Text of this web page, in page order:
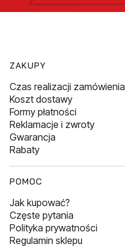
ZAKUPY
Czas realizacji zamówienia
Koszt dostawy
Formy płatności
Reklamacje i zwroty
Gwarancja
Rabaty
POMOC
Jak kupować?
Częste pytania
Polityka prywatności
Regulamin sklepu